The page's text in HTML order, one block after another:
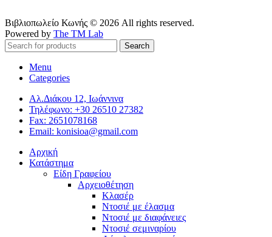
Βιβλιοπωλείο Κωνής © 2026 All rights reserved.
Powered by The TM Lab
Search
Menu
Categories
Αλ.Διάκου 12, Ιωάννινα
Τηλέφωνο: +30 26510 27382
Fax: 2651078168
Email: konisioa@gmail.com
Αρχική
Κατάστημα
Είδη Γραφείου
Αρχειοθέτηση
Κλασέρ
Ντοσιέ με έλασμα
Ντοσιέ με διαφάνειες
Ντοσιέ σεμιναρίου